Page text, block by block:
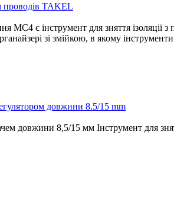
проводів TAKEL
МС4 є інструмент для зняття ізоляції
зі змійкою, в якому інструменти
довжини 8.5/15 mm
8,5/15 мм Інструмент для